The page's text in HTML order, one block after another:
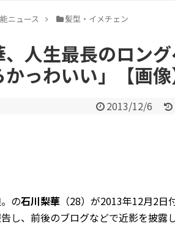
宇垣美里さん(35)ｗｗｗｗｗｗ
相互RSS
ニュース 髪型・イメチェン
人生最長のロン
っわいい」【画像
2013/12/6
の石川梨華 （28）が2013年12月2日
し、前後のブログなどで近影を披露